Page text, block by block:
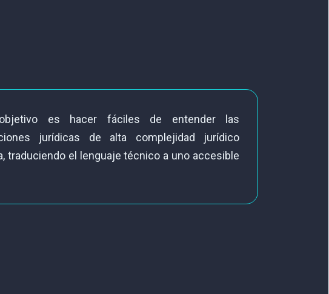
es hacer fáciles de entender las
jurídicas de alta complejidad jurídico
traduciendo el lenguaje técnico a uno accesible